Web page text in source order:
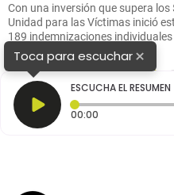
Con una inversión que supera
Unidad para las Víctimas inició
189 indemnizaciones
las Víctimas
Toca para escuchar×
ESCUCHA EL RESUMEN
00:00 Tiempo